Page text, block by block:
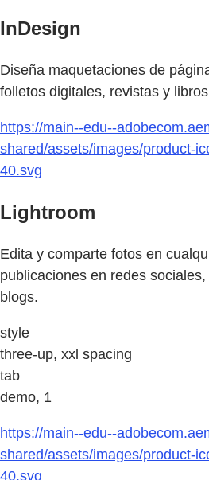
InDesign
Diseña maquetaciones de
folletos digitales, revistas y
https://main--edu--
shared/assets/images/product-
40.svg
Lightroom
Edita y comparte fotos en
publicaciones en redes
blogs.
style
three-up, xxl spacing
tab
demo, 1
https://main--edu--
shared/assets/images/product-
40.svg